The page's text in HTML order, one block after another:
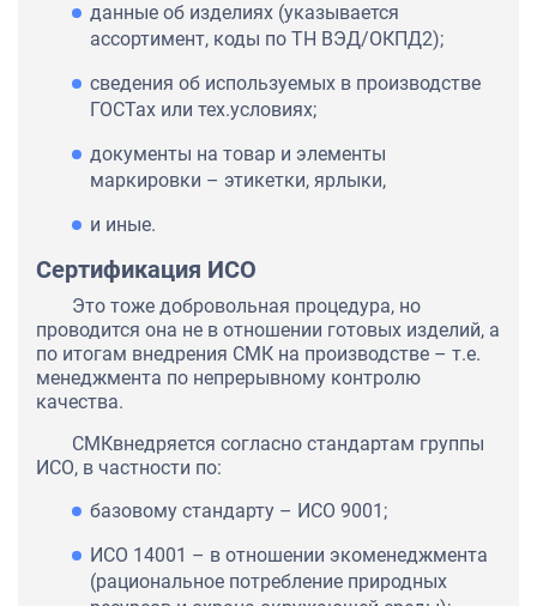
данные об изделиях (указывается
ассортимент, коды по ТН ВЭД/ОКПД2);
сведения об используемых в производстве
ГОСТах или тех.условиях;
документы на товар и элементы
маркировки – этикетки, ярлыки,
и иные.
Сертификация ИСО
Это тоже добровольная процедура, но
проводится она не в отношении готовых изделий, а
по итогам внедрения СМК на производстве – т.е.
менеджмента по непрерывному контролю
качества.
СМКвнедряется согласно стандартам группы
ИСО, в частности по:
базовому стандарту – ИСО 9001;
ИСО 14001 – в отношении экоменеджмента
(рациональное потребление природных